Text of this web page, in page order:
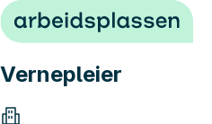
Hopp til innhold
Vernepleier